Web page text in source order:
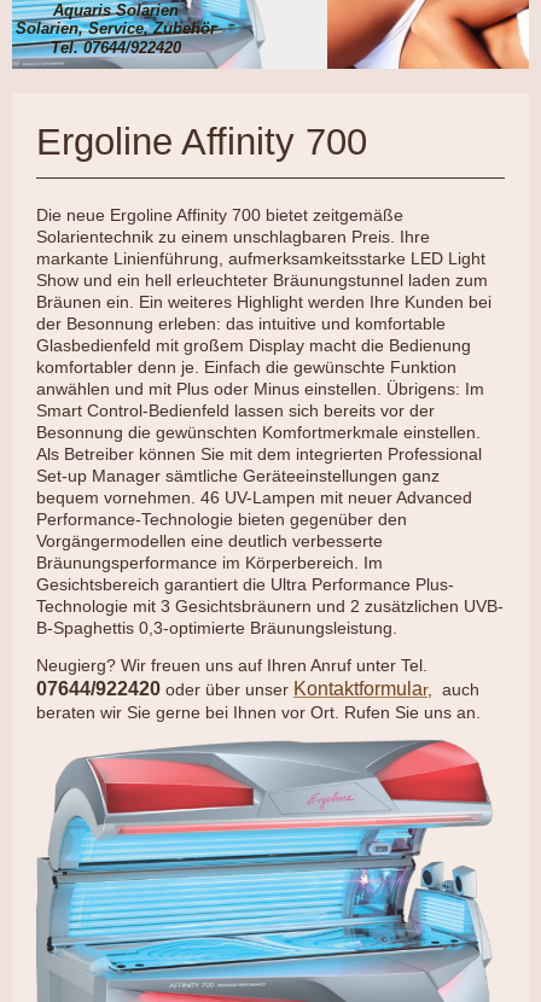
Aquaris Solarien
Solarien, Service, Zubehör
Tel. 07644/922420
Ergoline Affinity 700
Die neue Ergoline Affinity 700 bietet zeitgemäße
Solarientechnik zu einem unschlagbaren Preis. Ihre
markante Linienführung, aufmerksamkeitsstarke LED Light
Show und ein hell erleuchteter Bräunungstunnel laden zum
Bräunen ein. Ein weiteres Highlight werden Ihre Kunden bei
der Besonnung erleben: das intuitive und komfortable
Glasbedienfeld mit großem Display macht die Bedienung
komfortabler denn je. Einfach die gewünschte Funktion
anwählen und mit Plus oder Minus einstellen. Übrigens: Im
Smart Control-Bedienfeld lassen sich bereits vor der
Besonnung die gewünschten Komfortmerkmale einstellen.
Als Betreiber können Sie mit dem integrierten Professional
Set-up Manager sämtliche Geräteeinstellungen ganz
bequem vornehmen. 46 UV-Lampen mit neuer Advanced
Performance-Technologie bieten gegenüber den
Vorgängermodellen eine deutlich verbesserte
Bräunungsperformance im Körperbereich. Im
Gesichtsbereich garantiert die Ultra Performance Plus-
Technologie mit 3 Gesichtsbräunern und 2 zusätzlichen UVB-
B-Spaghettis 0,3-optimierte Bräunungsleistung.
Neugierg? Wir freuen uns auf Ihren Anruf unter Tel.
07644/922420 oder über unser Kontaktformular, auch
beraten wir Sie gerne bei Ihnen vor Ort. Rufen Sie uns an.